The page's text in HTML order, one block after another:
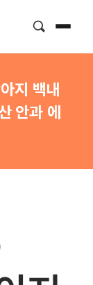
지 백내
안과 에